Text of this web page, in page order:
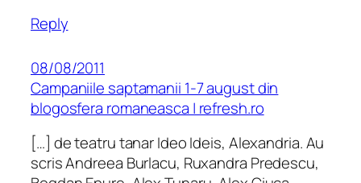
Reply
08/08/2011
Campaniile saptamanii 1-7 august din
blogosfera romaneasca | refresh.ro
[…] de teatru tanar Ideo Ideis, Alexandria. Au
scris Andreea Burlacu, Ruxandra Predescu,